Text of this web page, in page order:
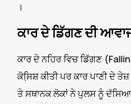
।
ਕਾਰ ਦੇ ਡਿੱਗਣ ਦੀ
ਕਾਰ ਦੇ ਨਹਿਰ ਵਿਚ ਡਿੱਗਣ
ਕੋਸਿ਼ਸ਼ ਕੀਤੀ ਪਰ ਕਾਰ ਪਾਣੀ ਦੇ
ਤੇ ਸਥਾਨਕ ਲੋਕਾਂ ਨੇ ਪੁਲਸ ਨੂੰ ਦੱਸਿਆ